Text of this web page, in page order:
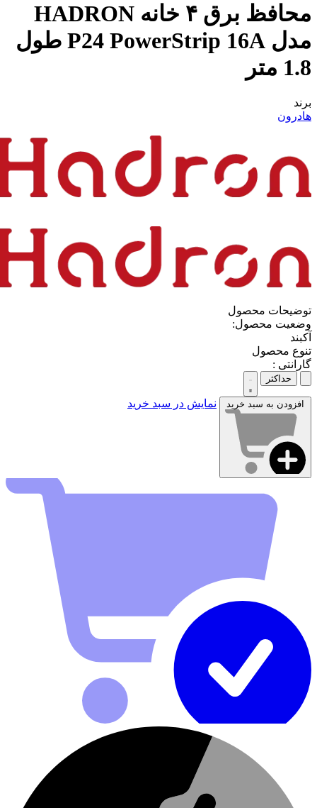
محافظ برق ۴ خانه HADRON
مدل P24 PowerStrip 16A طول
1.8 متر
برند
هادرون
توضیحات محصول
وضعیت محصول:
آکبند
تنوع محصول
گارانتی :
حداکثر
افزودن به سبد خرید نمایش در سبد خرید